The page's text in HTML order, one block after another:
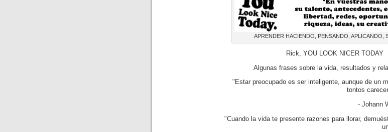
APRENDER HACIENDO, PENSANDO, APLICANDO,
Rick, YOU LOOK NICER TODAY
Algunas frases sobre la vida, resultados y
"Estar preocupado es ser inteligente, aunque de un
tontos
- Johann
"Cuando la vida te presente razones para llorar,